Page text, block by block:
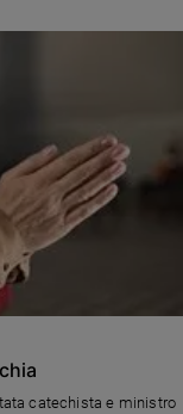
catechista e ministro